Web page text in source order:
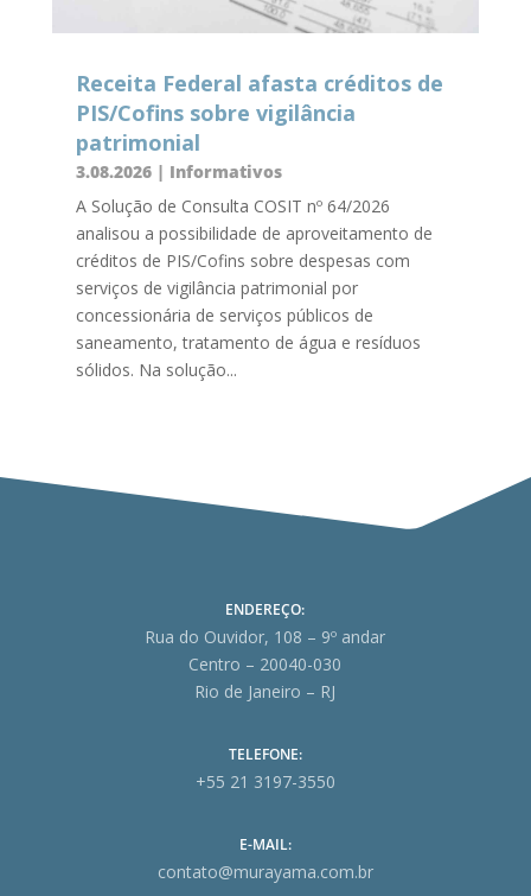
Receita Federal afasta créditos de
PIS/Cofins sobre vigilância
patrimonial
3.08.2026| Informativos
A Solução de Consulta COSIT nº 64/2026
analisou a possibilidade de aproveitamento de
créditos de PIS/Cofins sobre despesas com
serviços de vigilância patrimonial por
concessionária de serviços públicos de
saneamento, tratamento de água e resíduos
sólidos. Na solução...
ENDEREÇO:
Rua do Ouvidor, 108 – 9º andar
Centro – 20040-030
Rio de Janeiro – RJ
TELEFONE:
+55 21 3197-3550
E-MAIL:
contato@murayama.com.br